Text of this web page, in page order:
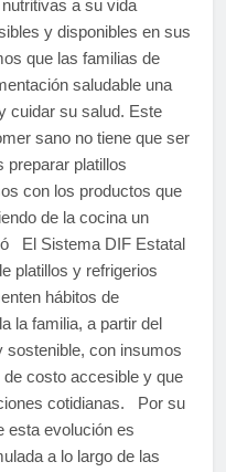
a su vida
y disponibles en sus
que las familias de
saludable una
cuidar su salud. Este
sano no tiene que ser
preparar platillos
con los productos que
de la cocina un
El Sistema DIF Estatal
platillos y refrigerios
hábitos de
la familia, a partir del
sostenible, con insumos
costo accesible y que
cotidianas. Por su
esta evolución es
a lo largo de las